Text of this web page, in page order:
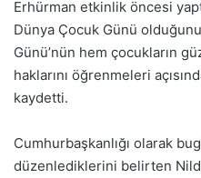
Erhürman etkinlik öncesi
Dünya Çocuk Günü
Günü’nün hem çocukların
haklarını öğrenmeleri
kaydetti.
Cumhurbaşkanlığı olarak
düzenlediklerini belirten